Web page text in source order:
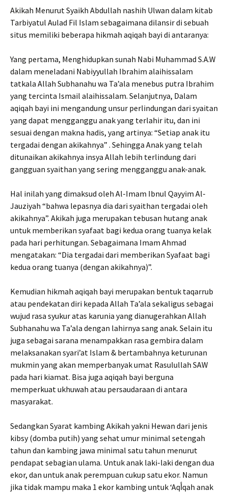
Akikah Menurut Syaikh Abdullah nashih Ulwan dalam kitab
Tarbiyatul Aulad Fil Islam sebagaimana dilansir di sebuah
situs memiliki beberapa hikmah aqiqah bayi di antaranya:
Yang pertama, Menghidupkan sunah Nabi Muhammad S.A.W
dalam meneladani Nabiyyullah Ibrahim alaihissalam
tatkala Allah Subhanahu wa Ta’ala menebus putra Ibrahim
yang tercinta Ismail alaihissalam. Selanjutnya, Dalam
aqiqah bayi ini mengandung unsur perlindungan dari syaitan
yang dapat mengganggu anak yang terlahir itu, dan ini
sesuai dengan makna hadis, yang artinya: “Setiap anak itu
tergadai dengan akikahnya” . Sehingga Anak yang telah
ditunaikan akikahnya insya Allah lebih terlindung dari
gangguan syaithan yang sering mengganggu anak-anak.
Hal inilah yang dimaksud oleh Al-Imam Ibnul Qayyim Al-
Jauziyah “bahwa lepasnya dia dari syaithan tergadai oleh
akikahnya”. Akikah juga merupakan tebusan hutang anak
untuk memberikan syafaat bagi kedua orang tuanya kelak
pada hari perhitungan. Sebagaimana Imam Ahmad
mengatakan: “Dia tergadai dari memberikan Syafaat bagi
kedua orang tuanya (dengan akikahnya)”.
Kemudian hikmah aqiqah bayi merupakan bentuk taqarrub
atau pendekatan diri kepada Allah Ta’ala sekaligus sebagai
wujud rasa syukur atas karunia yang dianugerahkan Allah
Subhanahu wa Ta’ala dengan lahirnya sang anak. Selain itu
juga sebagai sarana menampakkan rasa gembira dalam
melaksanakan syari’at Islam & bertambahnya keturunan
mukmin yang akan memperbanyak umat Rasulullah SAW
pada hari kiamat. Bisa juga aqiqah bayi berguna
memperkuat ukhuwah atau persaudaraan di antara
masyarakat.
Sedangkan Syarat kambing Akikah yakni Hewan dari jenis
kibsy (domba putih) yang sehat umur minimal setengah
tahun dan kambing jawa minimal satu tahun menurut
pendapat sebagian ulama. Untuk anak laki-laki dengan dua
ekor, dan untuk anak perempuan cukup satu ekor. Namun
jika tidak mampu maka 1 ekor kambing untuk ‘Aqأqah anak